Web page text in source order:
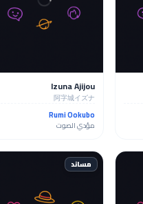
Izuna Ajijou
阿字城イズナ
Rumi Ookubo
مؤدي الصوت
مساند